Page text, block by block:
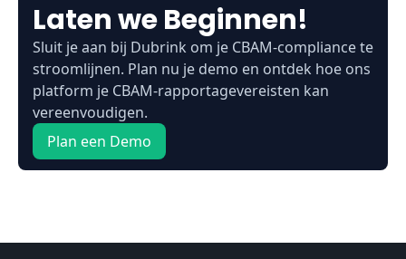
Laten we Beginnen!
Sluit je aan bij Dubrink om je CBAM-compliance te
stroomlijnen. Plan nu je demo en ontdek hoe ons
platform je CBAM-rapportagevereisten kan
vereenvoudigen.
Plan een Demo